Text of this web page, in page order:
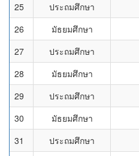
25
ประถมศึกษา
26
มัธยมศึกษา
27
ประถมศึกษา
28
มัธยมศึกษา
29
ประถมศึกษา
30
มัธยมศึกษา
31
ประถมศึกษา